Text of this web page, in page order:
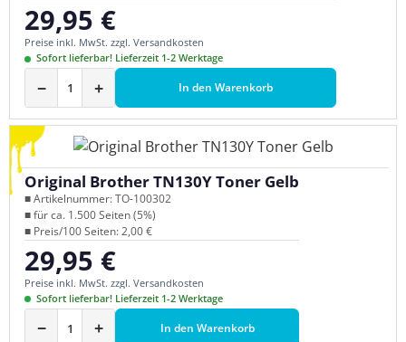
Regulärer Preis:
29,95 €
Preise inkl. MwSt. zzgl. Versandkosten
Sofort lieferbar! Lieferzeit 1-2 Werktage
− + In den Warenkorb
Original Brother TN130Y Toner Gelb
■ Artikelnummer: TO-100302
■ für ca. 1.500 Seiten (5%)
■ Preis/100 Seiten: 2,00 €
Regulärer Preis:
29,95 €
Preise inkl. MwSt. zzgl. Versandkosten
Sofort lieferbar! Lieferzeit 1-2 Werktage
− + In den Warenkorb